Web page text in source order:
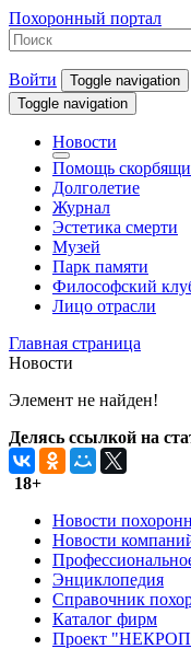
Похоронный портал
Войти
Toggle navigation
Toggle navigation
Новости
Помощь
Долголетие
Журнал
Эстетика смерти
Музей
Парк памяти
Философский
Лицо отрасли
Главная страница
Новости
Элемент не найден!
Делясь ссылкой на
18+
Новости
Новости
Энциклопедия
Справочник
Каталог фирм
Проект